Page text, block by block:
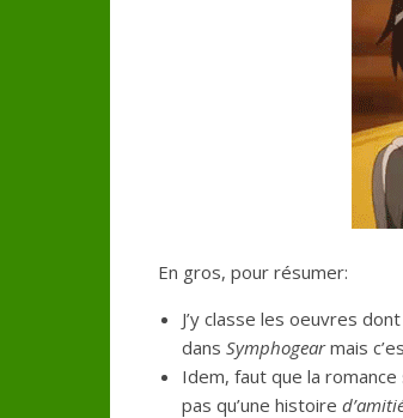
En gros, pour résumer:
J’y classe les oeuvres
dans Symphogearmais
Idem, faut que la
pas qu’une histoire